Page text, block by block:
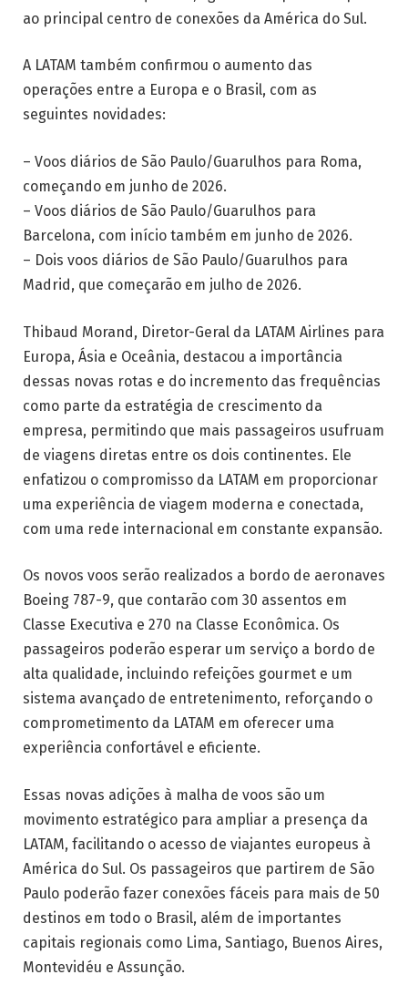
ao principal centro de conexões da América do Sul.
A LATAM também confirmou o aumento das
operações entre a Europa e o Brasil, com as
seguintes novidades:
– Voos diários de São Paulo/Guarulhos para Roma,
começando em junho de 2026.
– Voos diários de São Paulo/Guarulhos para
Barcelona, com início também em junho de 2026.
– Dois voos diários de São Paulo/Guarulhos para
Madrid, que começarão em julho de 2026.
Thibaud Morand, Diretor-Geral da LATAM Airlines para
Europa, Ásia e Oceânia, destacou a importância
dessas novas rotas e do incremento das frequências
como parte da estratégia de crescimento da
empresa, permitindo que mais passageiros usufruam
de viagens diretas entre os dois continentes. Ele
enfatizou o compromisso da LATAM em proporcionar
uma experiência de viagem moderna e conectada,
com uma rede internacional em constante expansão.
Os novos voos serão realizados a bordo de aeronaves
Boeing 787-9, que contarão com 30 assentos em
Classe Executiva e 270 na Classe Econômica. Os
passageiros poderão esperar um serviço a bordo de
alta qualidade, incluindo refeições gourmet e um
sistema avançado de entretenimento, reforçando o
comprometimento da LATAM em oferecer uma
experiência confortável e eficiente.
Essas novas adições à malha de voos são um
movimento estratégico para ampliar a presença da
LATAM, facilitando o acesso de viajantes europeus à
América do Sul. Os passageiros que partirem de São
Paulo poderão fazer conexões fáceis para mais de 50
destinos em todo o Brasil, além de importantes
capitais regionais como Lima, Santiago, Buenos Aires,
Montevidéu e Assunção.